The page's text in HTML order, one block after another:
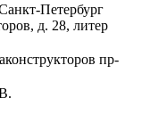
Петербург
д. 28, литер
пр-